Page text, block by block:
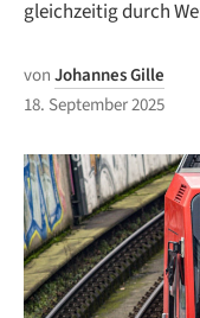
gleichzeitig durch
vonJohannes Gille
18. September 2025